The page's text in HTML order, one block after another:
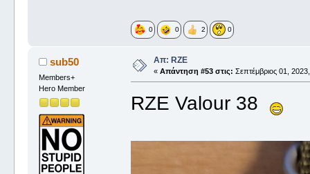
0 0 2 0
sub50
Members+
Hero Member
Απ: RZE
« Απάντηση #53 στις: Σεπτέμβριος 01,
RZE Valour 38